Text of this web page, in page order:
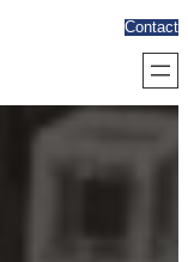
Contact